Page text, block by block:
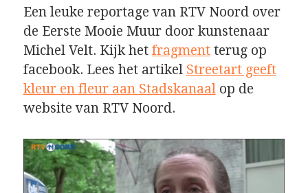
Een leuke reportage van RTV Noord over
de Eerste Mooie Muur door kunstenaar
Michel Velt. Kijk het fragmentterug op
facebook. Lees het artikel Streetart geeft
kleur en fleur aan Stadskanaalop de
website van RTV Noord.